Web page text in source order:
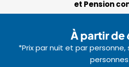
et Pension
À partir de
*Prix par nuit et par personne,
personnes